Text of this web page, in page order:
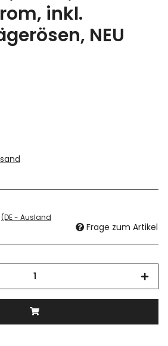
inkl.
NEU
(DE - Ausland
Frage zum Artikel